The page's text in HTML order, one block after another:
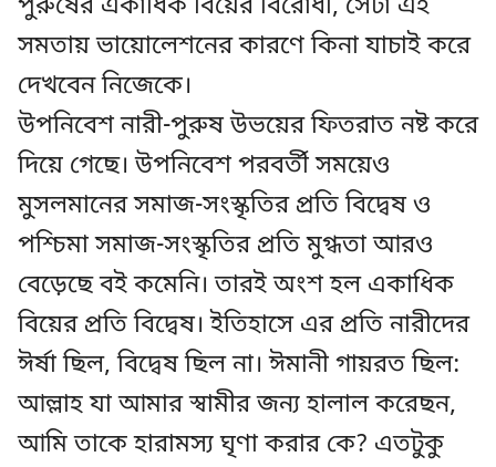
পুরুষের একাধিক বিয়ের বিরোধী, সেটা এই
সমতায় ভায়োলেশনের কারণে কিনা যাচাই করে
দেখবেন নিজেকে।
উপনিবেশ নারী-পুরুষ উভয়ের ফিতরাত নষ্ট করে
দিয়ে গেছে। উপনিবেশ পরবর্তী সময়েও
মুসলমানের সমাজ-সংস্কৃতির প্রতি বিদ্বেষ ও
পশ্চিমা সমাজ-সংস্কৃতির প্রতি মুগ্ধতা আরও
বেড়েছে বই কমেনি। তারই অংশ হল একাধিক
বিয়ের প্রতি বিদ্বেষ। ইতিহাসে এর প্রতি নারীদের
ঈর্ষা ছিল, বিদ্বেষ ছিল না। ঈমানী গায়রত ছিল:
আল্লাহ যা আমার স্বামীর জন্য হালাল করেছন,
আমি তাকে হারামস্য ঘৃণা করার কে? এতটুকু